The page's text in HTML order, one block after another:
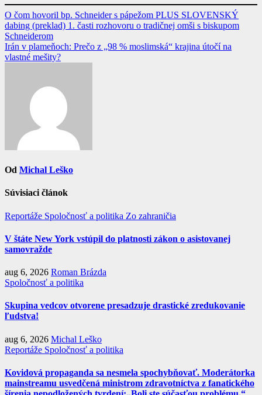
Navigácia
v
článku
O čom hovoril bp. Schneider s pápežom PLUS SLOVENSKÝ
dabing (preklad) 1. časti rozhovoru o tradičnej omši s biskupom
Schneiderom
Irán v plameňoch: Prečo z „98 % moslimská“ krajina útočí na
vlastné mešity?
Od Michal Leško
Súvisiaci článok
Reportáže Spoločnosť a politika Zo zahraničia
V štáte New York vstúpil do platnosti zákon o asistovanej
samovražde
aug 6, 2026 Roman Brázda
Spoločnosť a politika
Skupina vedcov otvorene presadzuje drastické zredukovanie
ľudstva!
aug 6, 2026 Michal Leško
Reportáže Spoločnosť a politika
Kovidová propaganda sa nesmela spochybňovať. Moderátorka
mainstreamu usvedčená ministrom zdravotníctva z fanatického